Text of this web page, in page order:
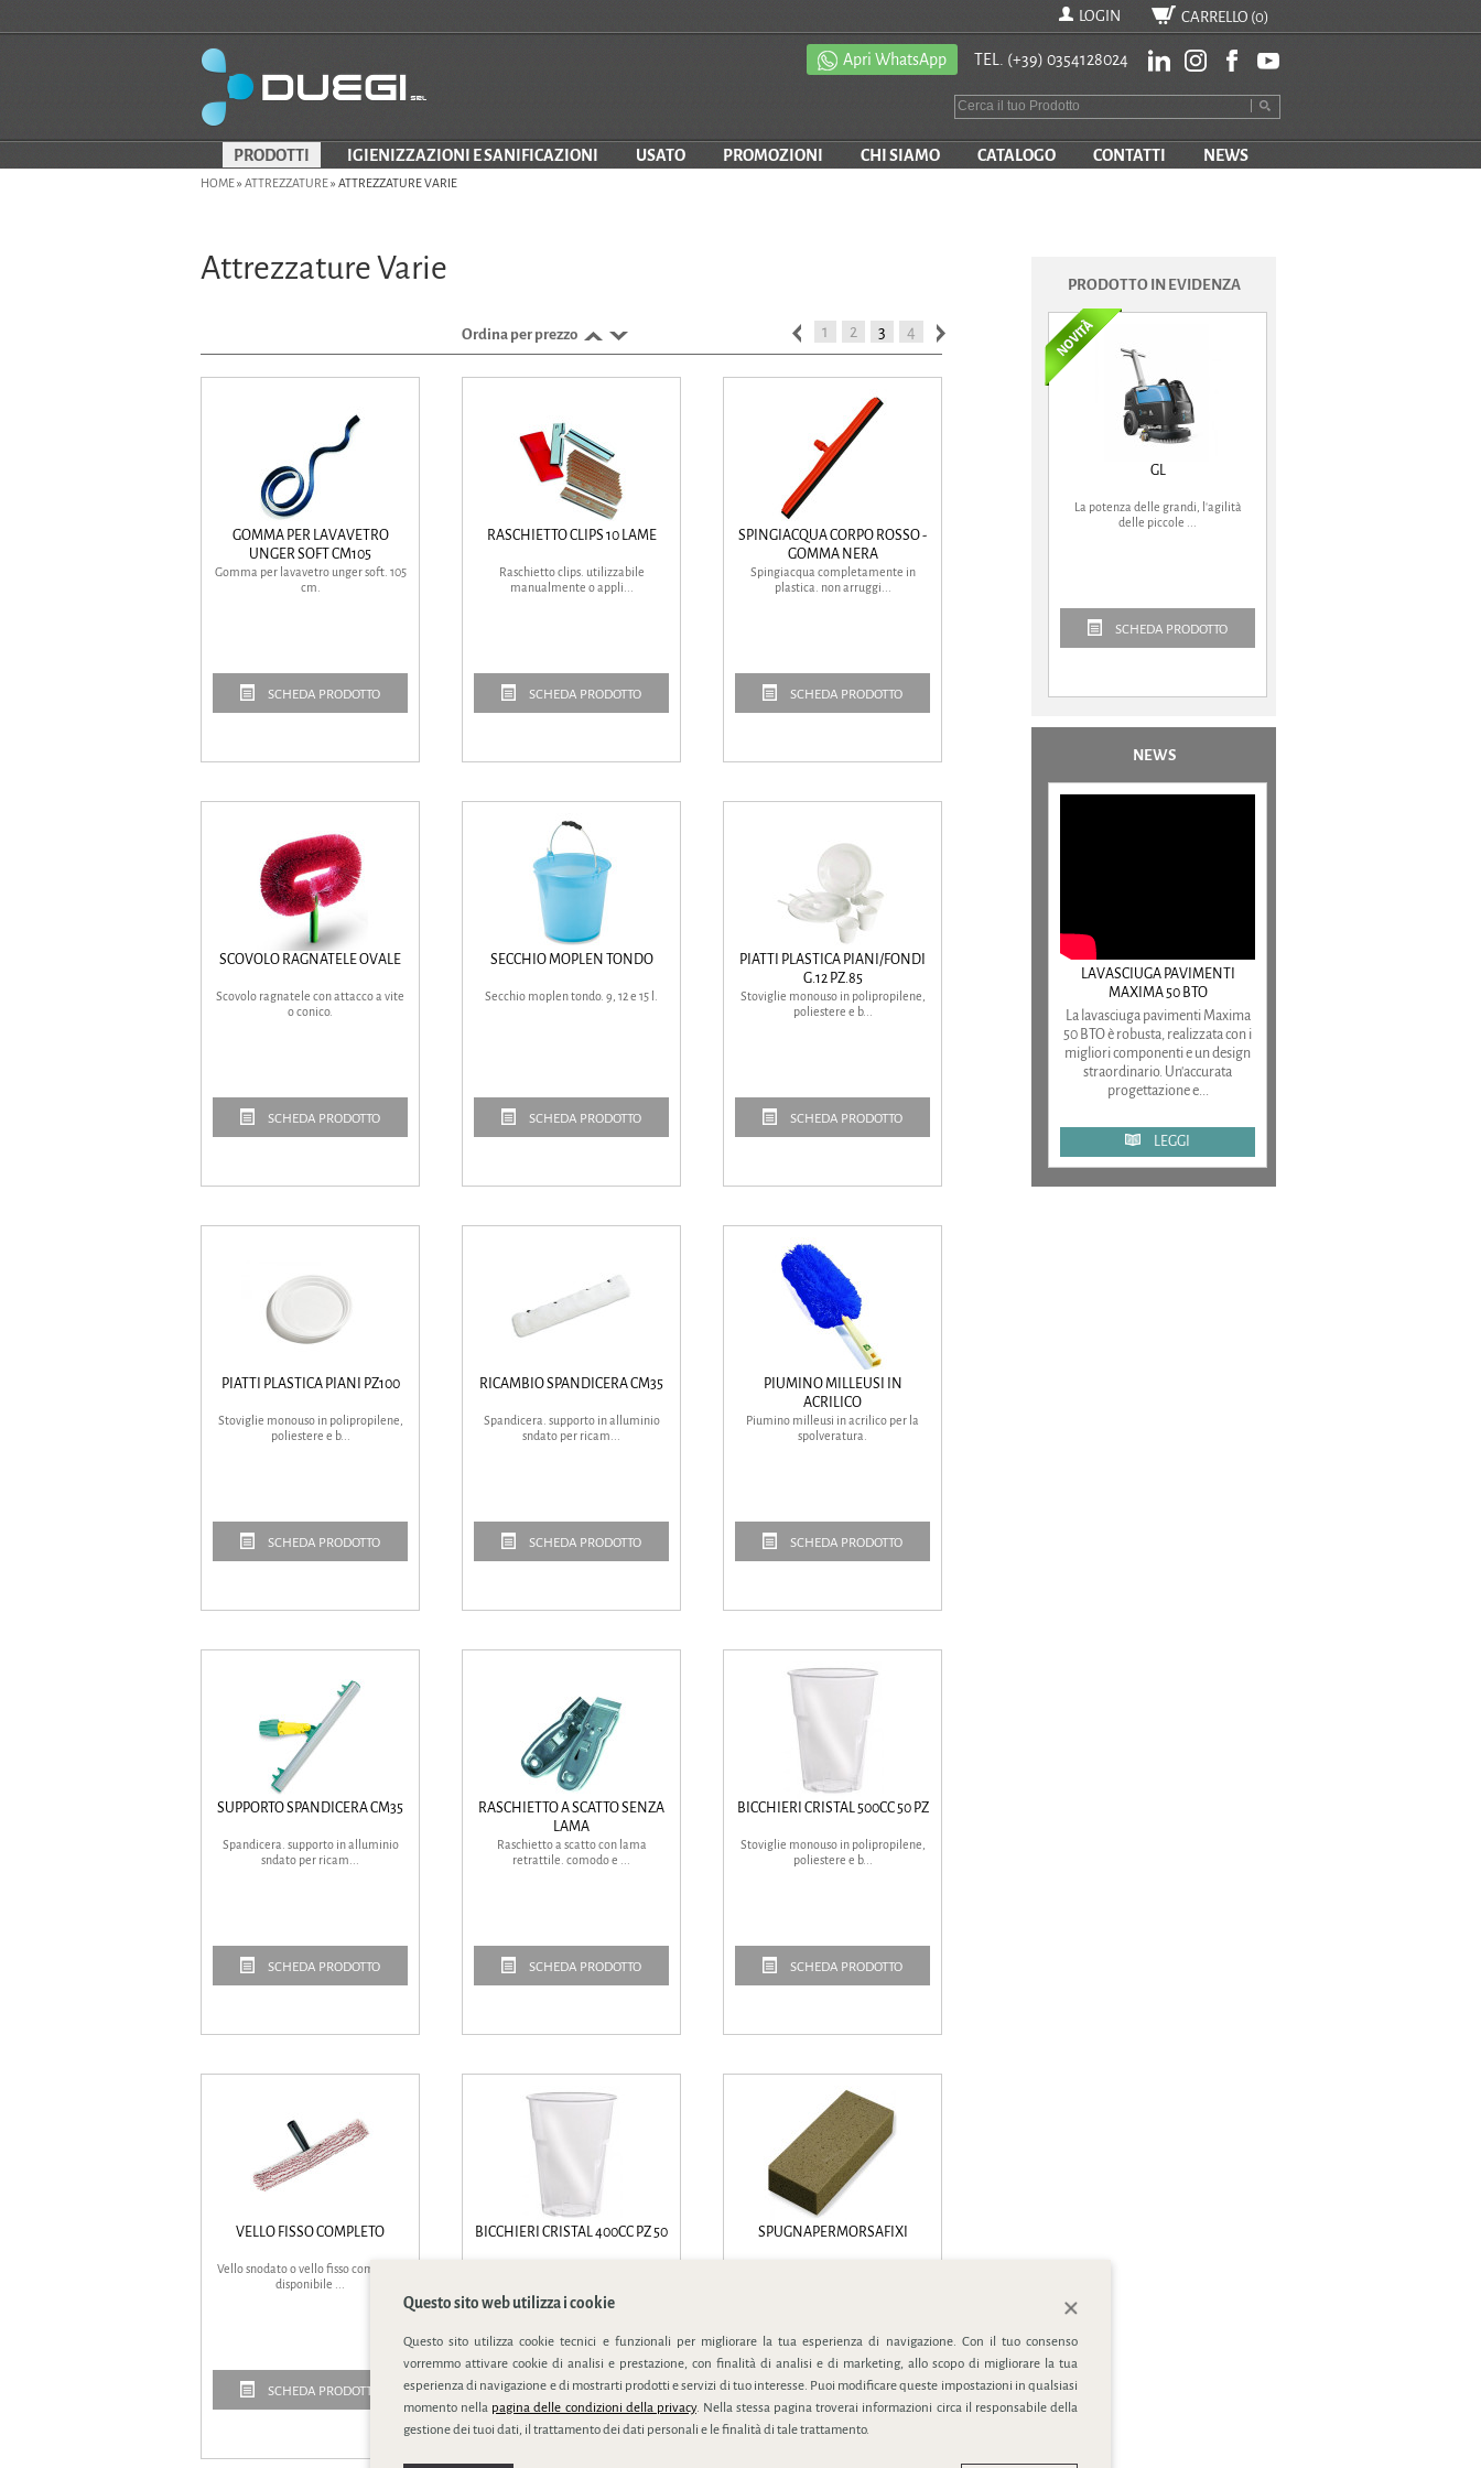
LOGIN CARRELLO (0)
Apri WhatsApp TEL. (+39) 0354128024
PRODOTTI IGIENIZZAZIONI E SANIFICAZIONI USATO PROMOZIONI CHI SIAMO CATALOGO CONTATTI NEWS
HOME» ATTREZZATURE» ATTREZZATURE VARIE
Attrezzature Varie
1 2 3 4
Ordina per prezzo
GOMMA PER LAVAVETRO
UNGER SOFT CM105
Gomma per lavavetro unger soft. 105
cm.
SCHEDA PRODOTTO
RASCHIETTO CLIPS 10 LAME
Raschietto clips. utilizzabile
manualmente o appli...
SCHEDA PRODOTTO
SPINGIACQUA CORPO ROSSO -
GOMMA NERA
Spingiacqua completamente in
plastica. non arruggi...
SCHEDA PRODOTTO
SCOVOLO RAGNATELE OVALE
Scovolo ragnatele con attacco a vite
o conico.
SCHEDA PRODOTTO
SECCHIO MOPLEN TONDO
Secchio moplen tondo. 9, 12 e 15 l.
SCHEDA PRODOTTO
PIATTI PLASTICA PIANI/FONDI
G.12 PZ.85
Stoviglie monouso in polipropilene,
poliestere e b...
SCHEDA PRODOTTO
PIATTI PLASTICA PIANI PZ100
Stoviglie monouso in polipropilene,
poliestere e b...
SCHEDA PRODOTTO
RICAMBIO SPANDICERA CM35
Spandicera. supporto in alluminio
sndato per ricam...
SCHEDA PRODOTTO
PIUMINO MILLEUSI IN
ACRILICO
Piumino milleusi in acrilico per la
spolveratura.
SCHEDA PRODOTTO
SUPPORTO SPANDICERA CM35
Spandicera. supporto in alluminio
sndato per ricam...
SCHEDA PRODOTTO
RASCHIETTO A SCATTO SENZA
LAMA
Raschietto a scatto con lama
retrattile. comodo e ...
SCHEDA PRODOTTO
BICCHIERI CRISTAL 500CC 50 PZ
Stoviglie monouso in polipropilene,
poliestere e b...
SCHEDA PRODOTTO
VELLO FISSO COMPLETO
Vello snodato o vello fisso completo.
disponibile ...
SCHEDA PRODOTTO
BICCHIERI CRISTAL 400CC PZ 50
SCHEDA PRODOTTO
SPUGNAPERMORSAFIXI
SCHEDA PRODOTTO
PRODOTTO IN EVIDENZA
GL
La potenza delle grandi, l'agilità
delle piccole ...
SCHEDA PRODOTTO
NEWS
LAVASCIUGA PAVIMENTI
MAXIMA 50 BTO
La lavasciuga pavimenti Maxima
50 BTO è robusta, realizzata con i
migliori componenti e un design
straordinario. Un'accurata
progettazione e...
LEGGI
Questo sito web utilizza i cookie
Questo sito utilizza cookie tecnici e funzionali per migliorare la tua esperienza di navigazione. Con il tuo consenso
vorremmo attivare cookie di analisi e prestazione, con finalità di analisi e di marketing, allo scopo di migliorare la tua
esperienza di navigazione e di mostrarti prodotti e servizi di tuo interesse. Puoi modificare queste impostazioni in qualsiasi
momento nella pagina delle condizioni della privacy. Nella stessa pagina troverai informazioni circa il responsabile della
gestione dei tuoi dati, il trattamento dei dati personali e le finalità di tale trattamento.